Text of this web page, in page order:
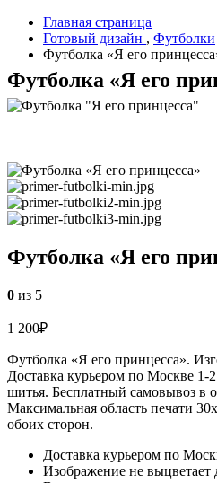
Главная страница
Готовый дизайн , Футболки
Футболка «Я его
Футболка «Я его
Футболка «Я его
0 из 5
1 200₽
Футболка «Я его принцесса».
Доставка курьером по Москве 1-
шитья. Бесплатный самовывоз в
Максимальная область печати
обоих сторон.
Доставка курьером по
Изображение не выцветает